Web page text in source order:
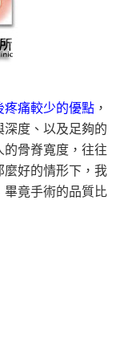
痛較少的優點 ，
度、以及足夠的
骨脊寬度，往往
好的情形下，我
竟手術的品質比